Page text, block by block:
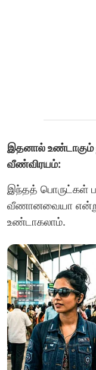
இதனால் உண்டாகும்
வீண்விரயம்:
இந்தத் பொருட்கள்
வீணானவையா என்று
உண்டாகலாம்.